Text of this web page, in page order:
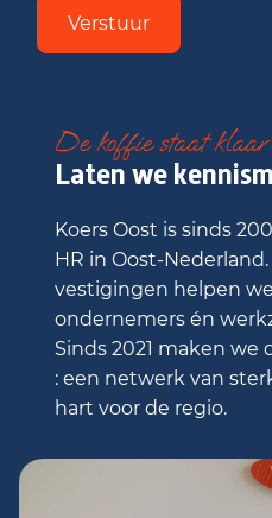
Verstuur
De koffie staat klaar
Laten we
Koers Oost is sinds
HR in Oost-
vestigingen helpen
ondernemers én
Sinds 2021 maken we
: een netwerk van
hart voor de regio.